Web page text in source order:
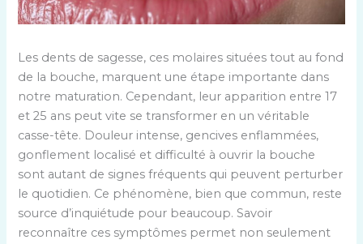
Les dents de sagesse, ces molaires situées tout au fond
de la bouche, marquent une étape importante dans
notre maturation. Cependant, leur apparition entre 17
et 25 ans peut vite se transformer en un véritable
casse-tête. Douleur intense, gencives enflammées,
gonflement localisé et difficulté à ouvrir la bouche
sont autant de signes fréquents qui peuvent perturber
le quotidien. Ce phénomène, bien que commun, reste
source d’inquiétude pour beaucoup. Savoir
reconnaître ces symptômes permet non seulement